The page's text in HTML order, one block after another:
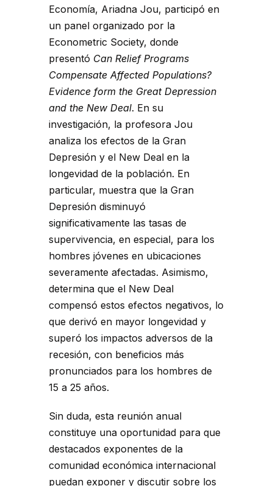
Economía, Ariadna Jou, participó en
un panel organizado por la
Econometric Society, donde
presentó Can Relief Programs
Compensate Affected Populations?
Evidence form the Great Depression
and the New Deal. En su
investigación, la profesora Jou
analiza los efectos de la Gran
Depresión y el New Deal en la
longevidad de la población. En
particular, muestra que la Gran
Depresión disminuyó
significativamente las tasas de
supervivencia, en especial, para los
hombres jóvenes en ubicaciones
severamente afectadas. Asimismo,
determina que el New Deal
compensó estos efectos negativos, lo
que derivó en mayor longevidad y
superó los impactos adversos de la
recesión, con beneficios más
pronunciados para los hombres de
15 a 25 años.
Sin duda, esta reunión anual
constituye una oportunidad para que
destacados exponentes de la
comunidad económica internacional
puedan exponer y discutir sobre los